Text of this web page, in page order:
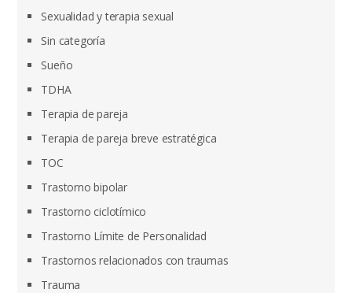
Sexualidad y terapia sexual
Sin categoría
Sueño
TDHA
Terapia de pareja
Terapia de pareja breve estratégica
TOC
Trastorno bipolar
Trastorno ciclotímico
Trastorno Límite de Personalidad
Trastornos relacionados con traumas
Trauma